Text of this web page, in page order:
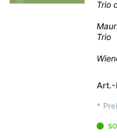
Trio
Trio
Art.-
*